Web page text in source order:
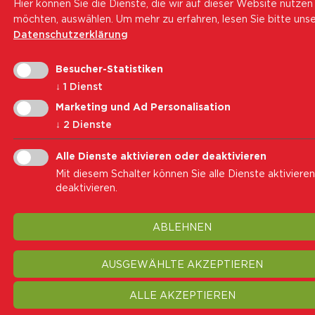
Hier können Sie die Dienste, die wir auf dieser Website nutzen
möchten, auswählen. Um mehr zu erfahren, lesen Sie bitte
Datenschutzerklärung
Besucher-Statistiken
↓ 1 Dienst
Marketing und Ad Personalisation
↓ 2 Dienste
Alle Dienste aktivieren oder deaktivieren
Mit diesem Schalter können Sie alle Dienste
deaktivieren.
ABLEHNEN
AUSGEWÄHLTE AKZEPTIEREN
ALLE AKZEPTIEREN